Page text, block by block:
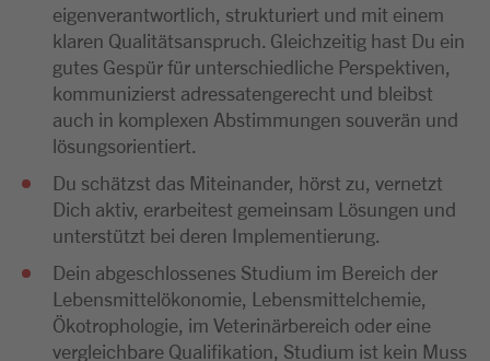
eigenverantwortlich, strukturiert und mit einem
klaren Qualitätsanspruch. Gleichzeitig hast Du ein
gutes Gespür für unterschiedliche Perspektiven,
kommunizierst adressatengerecht und bleibst
auch in komplexen Abstimmungen souverän und
lösungsorientiert.
Du schätzst das Miteinander, hörst zu, vernetzt
Dich aktiv, erarbeitest gemeinsam Lösungen und
unterstützt bei deren Implementierung.
Dein abgeschlossenes Studium im Bereich der
Lebensmittelökonomie, Lebensmittelchemie,
Ökotrophologie, im Veterinärbereich oder eine
vergleichbare Qualifikation, Studium ist kein Muss